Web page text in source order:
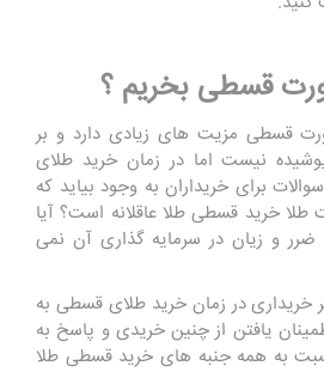
قسطی بخریم ؟
قسطی مزیت های زیادی دارد و بر
نیست اما در زمان خرید طلای
برای خریداران به وجود بیاید که
طلا خرید قسطی طلا عاقلانه است؟ آیا
و زیان در سرمایه گذاری آن نمی
خریداری در زمان خرید طلای قسطی به
یافتن از چنین خریدی و پاسخ به
به همه جنبه های خرید قسطی طلا